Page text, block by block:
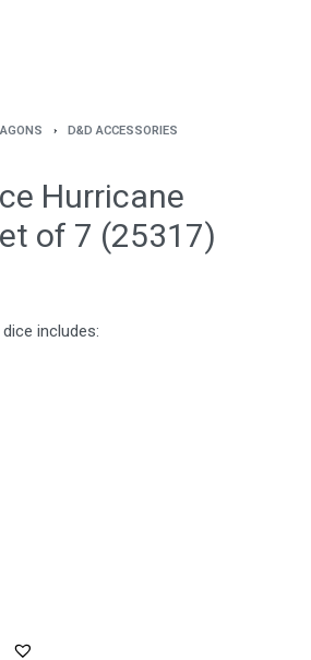
› D&D ACCESSORIES
Hurricane
of 7 (25317)
includes: